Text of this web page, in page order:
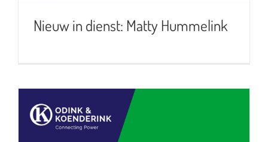
Nieuw in dienst: Matty Hummelink